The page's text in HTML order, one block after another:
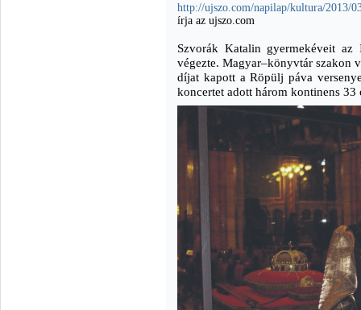
http://ujszo.com/napilap/kultura/2013/
írja az ujszo.com
Szvorák Katalin gyermekéveit
végezte. Magyar–könyvtár szakon
díjat kapott a Röpülj páva
koncertet adott három kontinens